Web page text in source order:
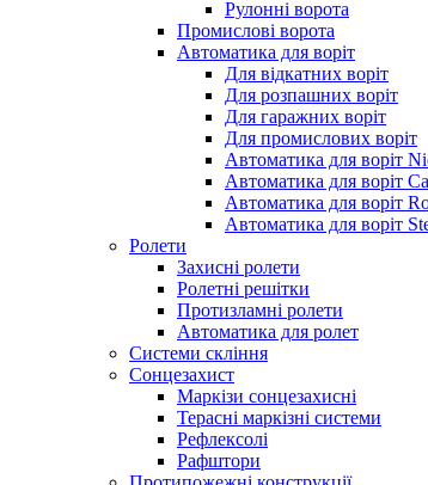
Рулонні ворота
Промислові ворота
Автоматика для воріт
Для відкатних воріт
Для розпашних воріт
Для гаражних воріт
Для промислових воріт
Автоматика для воріт
Автоматика для воріт
Автоматика для воріт
Автоматика для воріт
Ролети
Захисні ролети
Ролетні решітки
Протизламні ролети
Автоматика для ролет
Системи скління
Сонцезахист
Маркізи сонцезахисні
Терасні маркізні системи
Рефлексолі
Рафштори